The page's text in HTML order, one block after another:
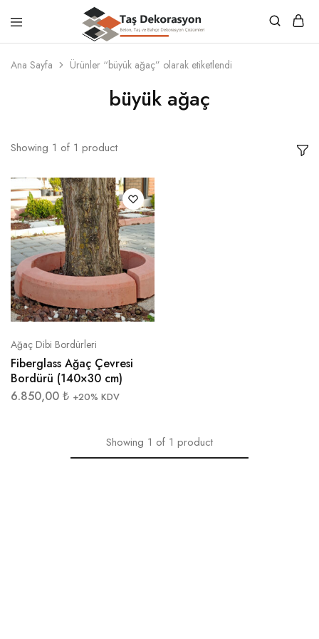
Taş
Dekorasyon
Beton,
Taş
ve
Ana Sayfa Ürünler “büyük ağaç” olarak etiketlendi
büyük ağaç
Showing 1 of 1 product
Ağaç Dibi Bordürleri
Fiberglass Ağaç Çevresi
Bordürü (140×30 cm)
6.850,00 ₺ +20% KDV
Showing 1 of 1 product